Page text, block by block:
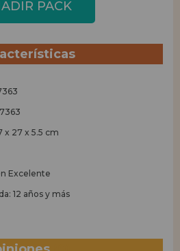
PACK
x 27 x 5.5 cm
Excelente
12 años y más